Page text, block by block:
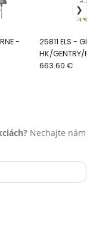
25811 ELS - GENTRY -
HK/GENTRY/
663.60 €
Nechajte nám